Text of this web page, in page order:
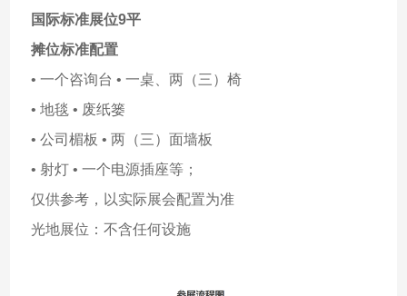
国际标准展位9平
摊位标准配置
• 一个咨询台 • 一桌、两（三）椅
• 地毯 • 废纸篓
• 公司楣板 • 两（三）面墙板
• 射灯 • 一个电源插座等；
仅供参考，以实际展会配置为准
光地展位：不含任何设施